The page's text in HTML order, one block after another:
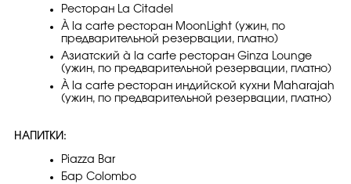
Ресторан La Citadel
À la carte ресторан MoonLight (ужин, по
предварительной резервации, платно)
Азиатский à la carte ресторан Ginza Lounge
(ужин, по предварительной резервации, платно)
À la carte ресторан индийской кухни Maharajah
(ужин, по предварительной резервации, платно)
НАПИТКИ:
Piazza Bar
Бар Colombo